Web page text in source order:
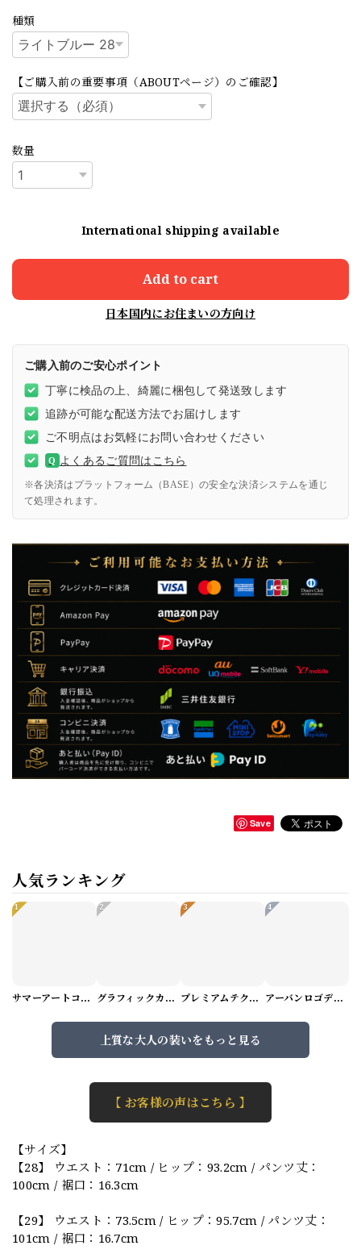
種類
【ご購入前の重要事項（ABOUTページ）のご確認】
数量
International shipping available
Add to cart
日本国内にお住まいの方向け
ご購入前のご安心ポイント
丁寧に検品の上、綺麗に梱包して発送致します
追跡が可能な配送方法でお届けします
ご不明点はお気軽にお問い合わせください
Q よくあるご質問はこちら
※各決済はプラットフォーム（BASE）の安全な決済システムを通じ
て処理されます。
Save
人気ランキング
1
サマーアートコーデセット（5パターン） M1048
2
グラフィックカーゴショートパンツ M1029
3
プレミアムテクスチャーニット（4color） M0971
4
アーバンロゴデザインTシャツ（3color） M0984
上質な大人の装いをもっと見る
【 お客様の声はこちら 】
【サイズ】
【28】 ウエスト：71cm / ヒップ：93.2cm / パンツ丈：
100cm / 裾口：16.3cm
【29】 ウエスト：73.5cm / ヒップ：95.7cm / パンツ丈：
101cm / 裾口：16.7cm